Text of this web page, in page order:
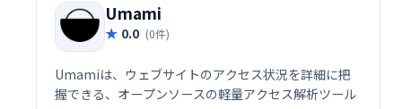
Umami
0.0 (0件)
Umamiは、ウェブサイトのアクセス状況を詳細に把
握できる、オープンソースの軽量アクセス解析ツール